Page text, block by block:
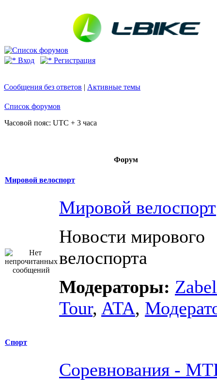
Вход Регистрация
Сообщения без ответов | Активные темы
Список форумов
Часовой пояс: UTC + 3 часа
Форум
Мировой велоспорт
Мировой велоспорт
Новости мирового
велоспорта
Модераторы: Zabel
Tour, ATA,
Спорт
Соревнования -